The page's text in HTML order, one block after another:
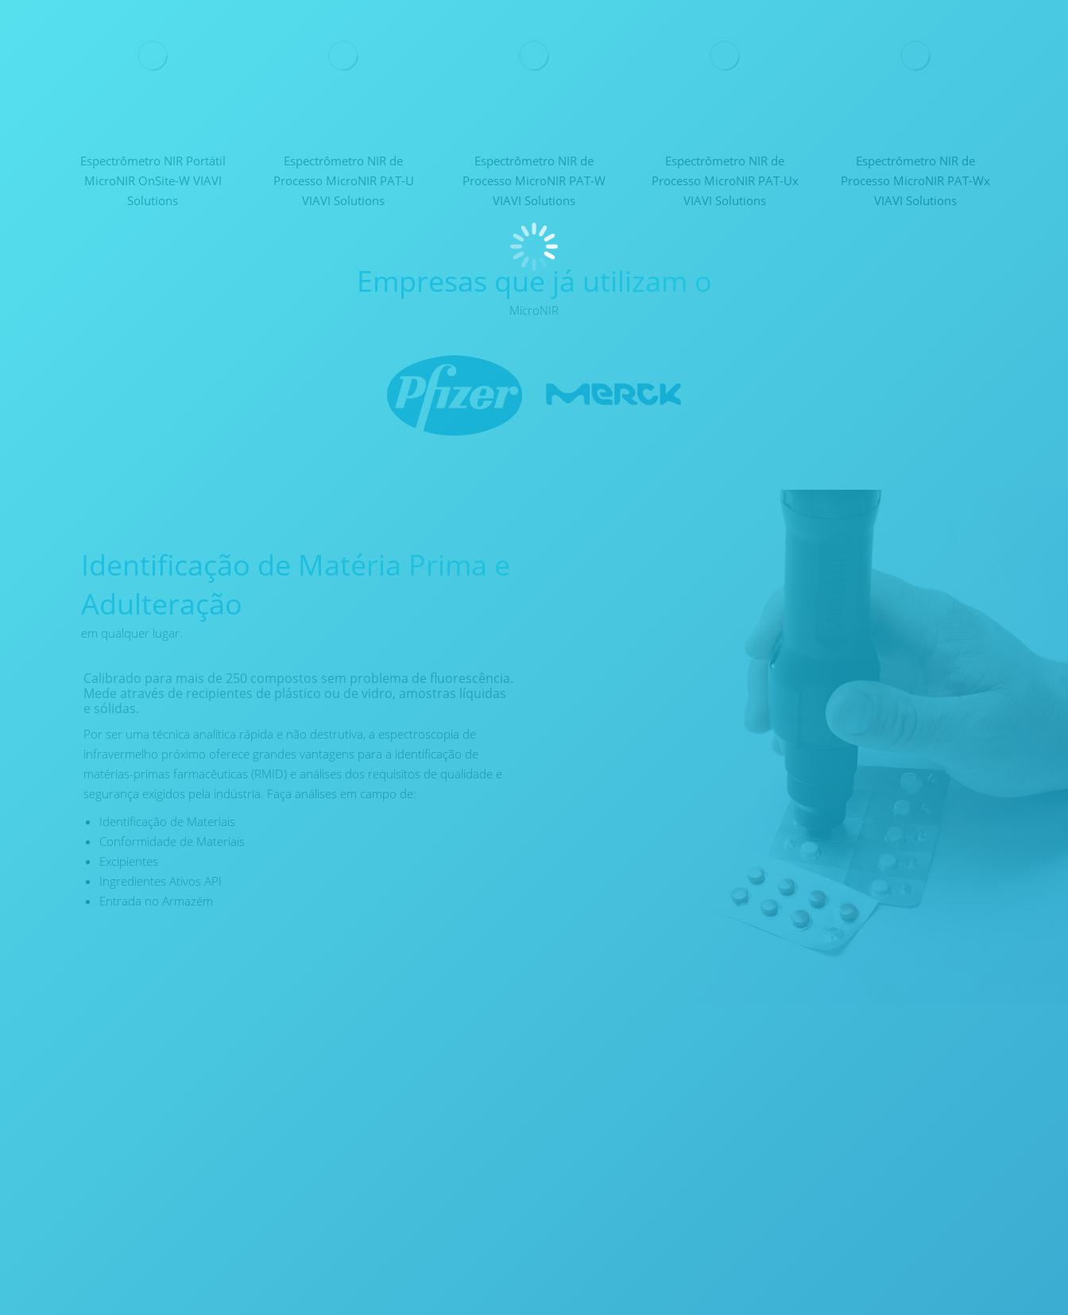
Espectrômetro NIR Portátil
MicroNIR OnSite-W VIAVI
Solutions
Espectrômetro NIR de
Processo MicroNIR PAT-U
VIAVI Solutions
Espectrômetro NIR de
Processo MicroNIR PAT-W
VIAVI Solutions
Espectrômetro NIR de
Processo MicroNIR PAT-Ux
VIAVI Solutions
Espectrômetro NIR de
Processo MicroNIR PAT-Wx
VIAVI Solutions
Empresas que já utilizam o
MicroNIR
Identificação de Matéria Prima e
Adulteração
em qualquer lugar.
Calibrado para mais de 250 compostos sem problema de fluorescência.
Mede através de recipientes de plástico ou de vidro, amostras líquidas
e sólidas.
Por ser uma técnica analítica rápida e não destrutiva, a espectroscopia de
infravermelho próximo oferece grandes vantagens para a identificação de
matérias-primas farmacêuticas (RMID) e análises dos requisitos de qualidade e
segurança exigidos pela indústria. Faça análises em campo de:
Identificação de Materiais
Conformidade de Materiais
Excipientes
Ingredientes Ativos API
Entrada no Armazém